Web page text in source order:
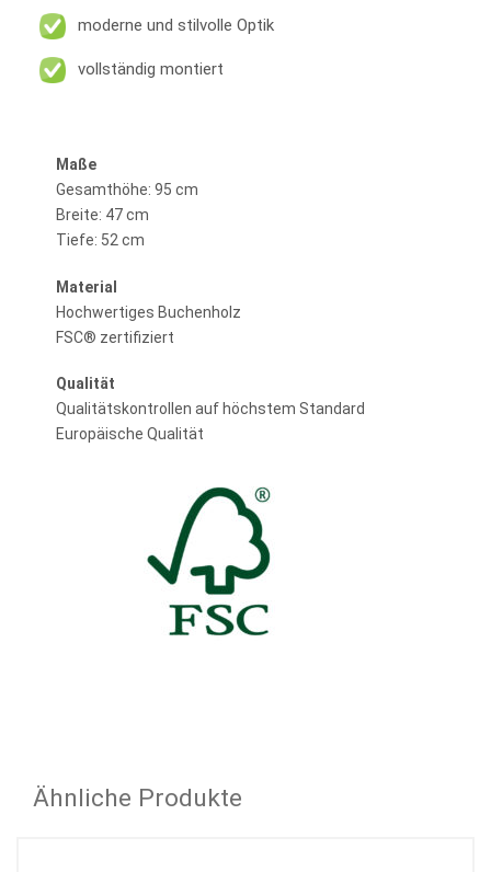
moderne und stilvolle Optik
vollständig montiert
Maße
Gesamthöhe: 95 cm
Breite: 47 cm
Tiefe: 52 cm
Material
Hochwertiges Buchenholz
FSC® zertifiziert
Qualität
Qualitätskontrollen auf höchstem Standard
Europäische Qualität
Ähnliche Produkte